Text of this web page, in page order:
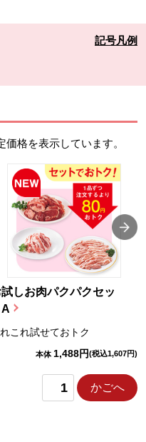
記号凡例
格を表示しています。
しお肉パクパクセッ
A
これ試せておトク
本体 1,488円(税込1,607円)
かごへ